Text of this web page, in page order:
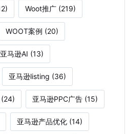
Woot推广 (219)
WOOT案例 (20)
亚马逊AI (13)
亚马逊listing (36)
(24) 亚马逊PPC广告 (15)
亚马逊产品优化 (14)